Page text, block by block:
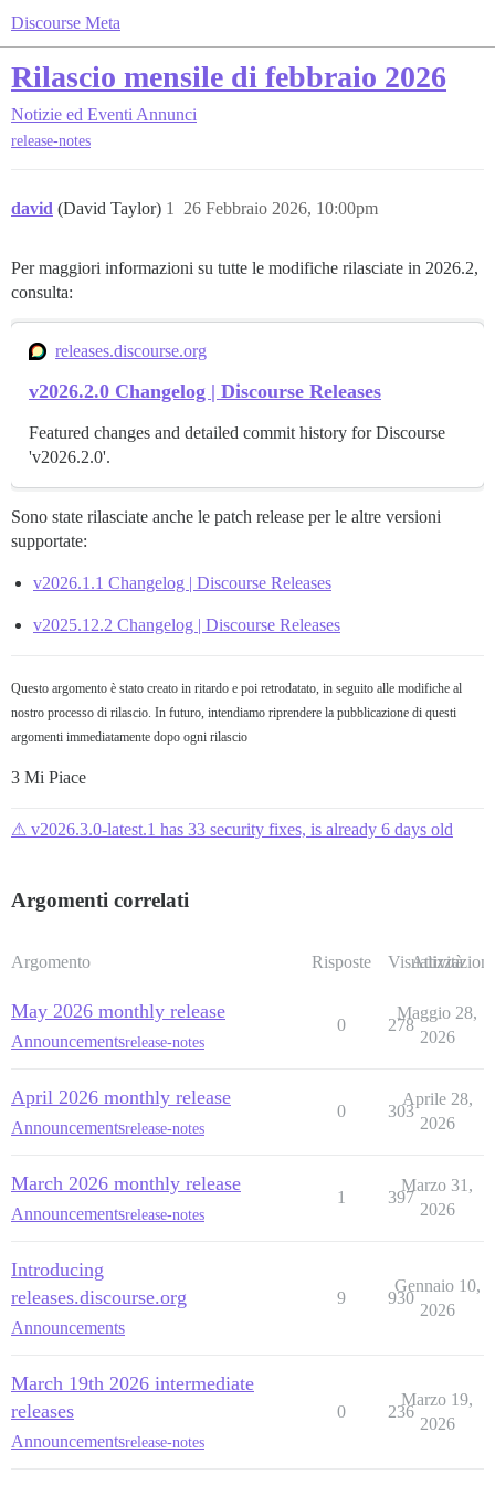
Discourse Meta
Rilascio mensile di febbraio 2026
Notizie ed Eventi Annunci
release-notes
david (David Taylor) 26 Febbraio 2026, 10:00pm
1
Per maggiori informazioni su tutte le modifiche rilasciate in 2026.2,
consulta:
releases.discourse.org
v2026.2.0 Changelog | Discourse Releases
Featured changes and detailed commit history for Discourse
'v2026.2.0'.
Sono state rilasciate anche le patch release per le altre versioni
supportate:
v2026.1.1 Changelog | Discourse Releases
v2025.12.2 Changelog | Discourse Releases
Questo argomento è stato creato in ritardo e poi retrodatato, in seguito alle modifiche al
nostro processo di rilascio. In futuro, intendiamo riprendere la pubblicazione di questi
argomenti immediatamente dopo ogni rilascio
3 Mi Piace
⚠ v2026.3.0-latest.1 has 33 security fixes, is already 6 days old
Argomenti correlati
Argomento Risposte Visualizzazioni
Attività
May 2026 monthly release
Announcementsrelease-notes
0 278
Maggio 28,
2026
April 2026 monthly release
Announcementsrelease-notes
0 303
Aprile 28,
2026
March 2026 monthly release
Announcementsrelease-notes
1 397
Marzo 31,
2026
Introducing
releases.discourse.org
Announcements
9 930
Gennaio 10,
2026
March 19th 2026 intermediate
releases
Announcementsrelease-notes
0 236
Marzo 19,
2026